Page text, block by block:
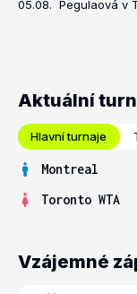
05.08. Pegulaová v
Aktuální
Hlavní turnaje
Montreal
Toronto WTA
Vzájemné